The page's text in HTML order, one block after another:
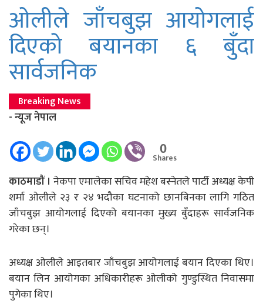
ओलीले जाँचबुझ आयोगलाई
दिएकाे बयानका ६ बुँदा
सार्वजनिक
Breaking News
- न्यूज नेपाल
0
Shares
काठमाडौं । नेकपा एमालेका सचिव महेश बस्नेतले पार्टी अध्यक्ष केपी
शर्मा ओलीले २३ र २४ भदौका घटनाको छानबिनका लागि गठित
जाँचबुझ आयोगलाई दिएको बयानका मुख्य बुँदाहरू सार्वजनिक
गरेका छन्।
अध्यक्ष ओलीले आइतबार जाँचबुझ आयोगलाई बयान दिएका थिए।
बयान लिन आयोगका अधिकारीहरू ओलीको गुण्डुस्थित निवासमा
पुगेका थिए।